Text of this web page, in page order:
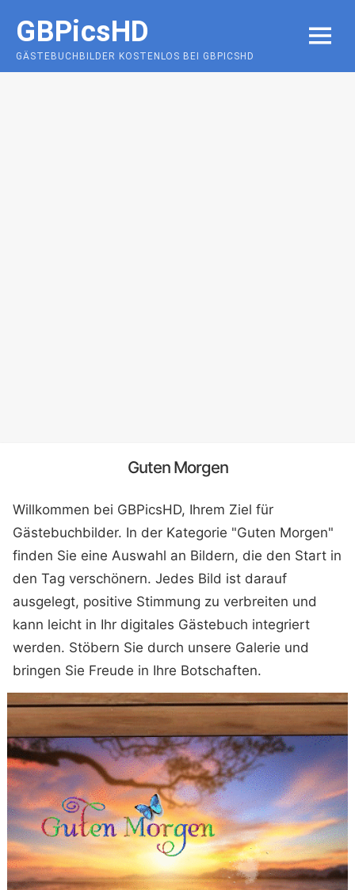
content
GBPicsHD
GÄSTEBUCHBILDER KOSTENLOS BEI GBPICSHD
MENU
Guten Morgen
Willkommen bei GBPicsHD, Ihrem Ziel für
Gästebuchbilder. In der Kategorie "Guten Morgen"
finden Sie eine Auswahl an Bildern, die den Start in
den Tag verschönern. Jedes Bild ist darauf
ausgelegt, positive Stimmung zu verbreiten und
kann leicht in Ihr digitales Gästebuch integriert
werden. Stöbern Sie durch unsere Galerie und
bringen Sie Freude in Ihre Botschaften.